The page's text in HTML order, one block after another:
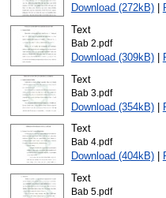
Download (272kB)|
Text
Bab 2.pdf
Download (309kB)|
Text
Bab 3.pdf
Download (354kB)|
Text
Bab 4.pdf
Download (404kB)|
Text
Bab 5.pdf